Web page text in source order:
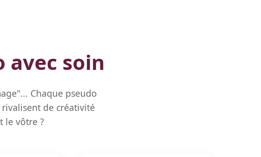
avec soin
Chaque pseudo
de créativité
le vôtre ?